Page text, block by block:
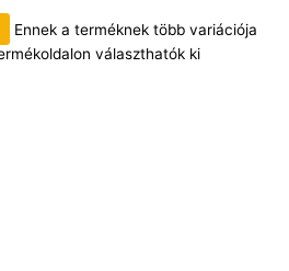
Ennek a terméknek több variációja
választhatók ki